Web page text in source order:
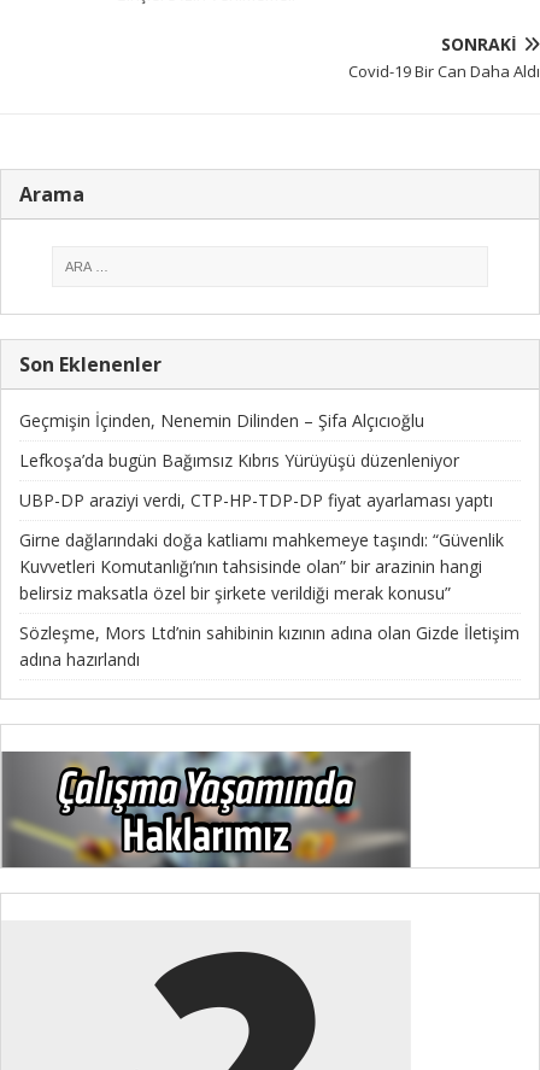
SONRAKI
Covid-19 Bir Can Daha Aldı
Arama
Son Eklenenler
Geçmişin İçinden, Nenemin Dilinden – Şifa Alçıcıoğlu
Lefkoşa’da bugün Bağımsız Kıbrıs Yürüyüşü düzenleniyor
UBP-DP araziyi verdi, CTP-HP-TDP-DP fiyat ayarlaması yaptı
Girne dağlarındaki doğa katliamı mahkemeye taşındı: “Güvenlik
Kuvvetleri Komutanlığı’nın tahsisinde olan” bir arazinin hangi
belirsiz maksatla özel bir şirkete verildiği merak konusu”
Sözleşme, Mors Ltd’nin sahibinin kızının adına olan Gizde İletişim
adına hazırlandı